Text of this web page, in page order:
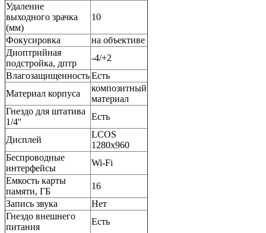
Удаление
выходного зрачка
(мм)
10
Фокусировка
на объективе
Диоптрийная
подстройка, дптр
-4/+2
ВлагозащищенностьЕсть
Материал корпуса
композитный
материал
Гнездо для штатива
1/4''
Есть
Дисплей
LCOS
1280x960
Беспроводные
интерфейсы
Wi-Fi
Емкость карты
памяти, ГБ
16
Запись звука
Нет
Гнездо внешнего
питания
Есть